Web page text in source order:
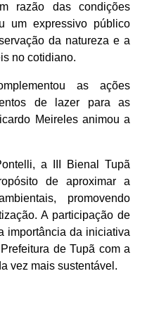
razão das condições
um expressivo público
da natureza e a
no cotidiano.
as ações
de lazer para as
Meireles animou a
a III Bienal Tupã
de aproximar a
promovendo
A participação de
importância da iniciativa
de Tupã com a
vez mais sustentável.